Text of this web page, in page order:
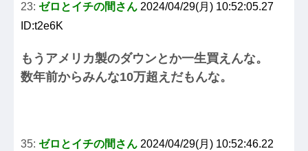
23: ゼロとイチの間さん 2024/04/29(月) 10:52:05.27
ID:t2e6K
もうアメリカ製のダウンとか一生買えんな。
数年前からみんな10万超えだもんな。
35: ゼロとイチの間さん 2024/04/29(月) 10:52:46.22